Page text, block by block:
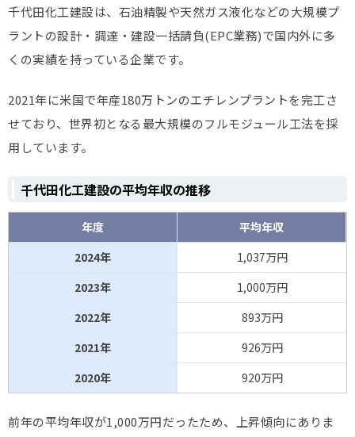
千代田化工建設は、石油精製や天然ガス液化などの大規模プ
ラントの設計・調達・建設一括請負(EPC業務)で国内外に多
くの実績を持っている企業です。
2021年に米国で年産180万トンのエチレンプラントを完工さ
せており、世界初となる最大規模のフルモジュール工法を採
用しています。
千代田化工建設の平均年収の推移
年度
平均年収
2024年
1,037万円
2023年
1,000万円
2022年
893万円
2021年
926万円
2020年
920万円
前年の平均年収が1,000万円だったため、上昇傾向にありま